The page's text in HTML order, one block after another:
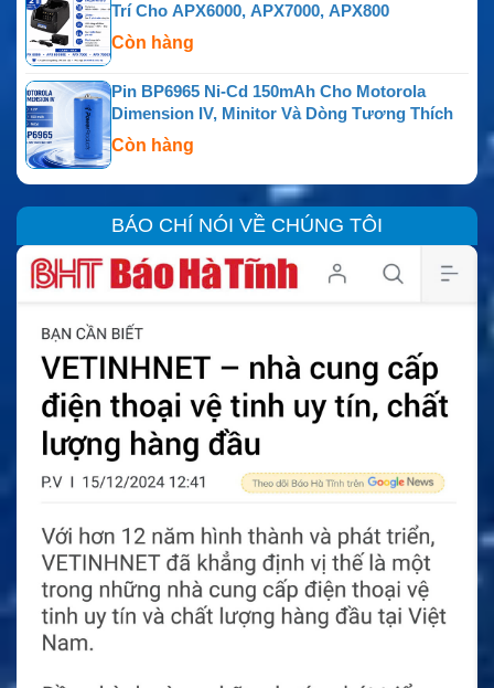
Trí Cho APX6000, APX7000, APX800
Còn hàng
Pin BP6965 Ni-Cd 150mAh Cho Motorola
Dimension IV, Minitor Và Dòng Tương Thích
Còn hàng
BÁO CHÍ NÓI VỀ CHÚNG TÔI